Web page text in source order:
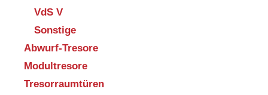
VdS V
Sonstige
Abwurf-Tresore
Modultresore
Tresorraumtüren